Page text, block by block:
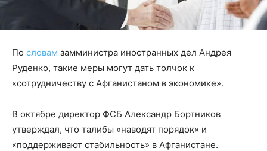
По словам замминистра иностранных дел Андрея
Руденко, такие меры могут дать толчок к
«сотрудничеству с Афганистаном в экономике».
В октябре директор ФСБ Александр Бортников
утверждал, что талибы «наводят порядок» и
«поддерживают стабильность» в Афганистане.